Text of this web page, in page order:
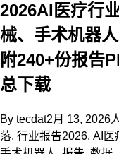
2026AI医疗行
械、手术机器
附240+份报告
总下载
By tecdat2月 13, 2026
落, 行业报告2026, AI医